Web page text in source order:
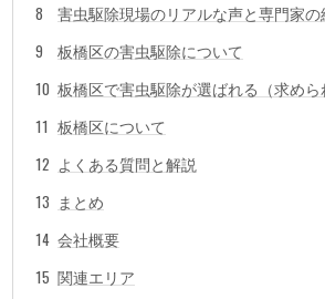
害虫駆除現場のリアルな声と専門家の
板橋区の害虫駆除について
板橋区で害虫駆除が選ばれる（求め
板橋区について
よくある質問と解説
まとめ
会社概要
関連エリア